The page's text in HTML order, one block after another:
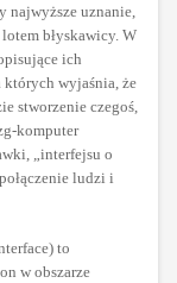
najwyższe uznanie,
błyskawicy. W
ich
których wyjaśnia, że
stworzenie czegoś,
komputer
„interfejsu o
ludzi i
to
w obszarze